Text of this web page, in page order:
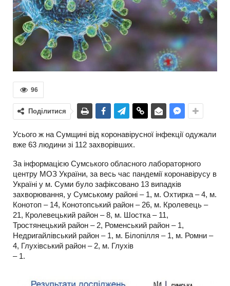
96
Поділитися
Усього ж на Сумщині від коронавірусної інфекції одужали
вже 63 людини зі 112 захворівших.
За інформацією Сумського обласного лабораторного
центру МОЗ України, за весь час пандемії коронавірусу в
Україні у м. Суми було зафіксовано 13 випадків
захворювання, у Сумському районі – 1, м. Охтирка – 4, м.
Конотоп – 14, Конотопський район – 26, м. Кролевець –
21, Кролевецький район – 8, м. Шостка – 11,
Тростянецький район – 2, Роменський район – 1,
Недригайлівський район – 1, м. Білопілля – 1, м. Ромни –
4, Глухівський район – 2, м. Глухів
– 1.